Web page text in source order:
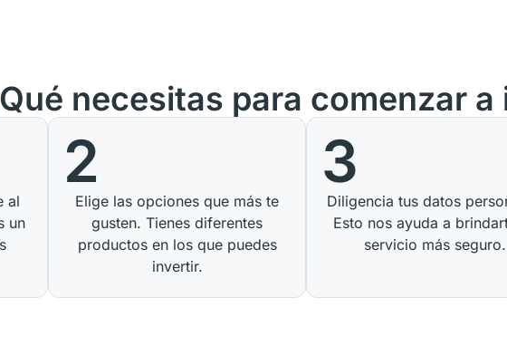
necesitas para comenzar a
al
un
2
Elige las opciones que más te
gusten. Tienes diferentes
productos en los que puedes
invertir.
3
Diligencia tus datos
Esto nos ayuda a
servicio más seguro.